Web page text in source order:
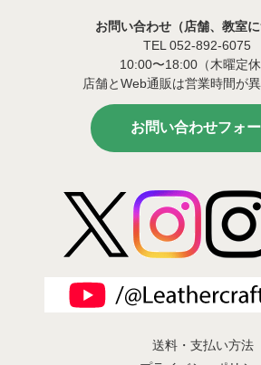
お問い合わせ（店舗、教室に
TEL 052-892-6075
10:00〜18:00（木曜定休
店舗とWeb通販は営業時間が異
お問い合わせフォ
送料・支払い方法